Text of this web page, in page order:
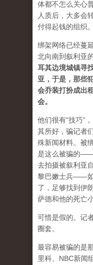
体都不怎么关心
人质后，大多会
付得起钱的组织。
绑架网络已经蔓
北向南到叙利亚
耳其边境城镇寻
亚，于是，那些
会乔装打扮成出
会。
他们很有“技巧”
其所好，骗记者
殊新闻材料。被
是这么被骗的——
去拍摄被叙利亚
黎巴嫩士兵——如
了，足够找到伊
萨德和他的死亡
可惜是假的。记
圈套。
最容易被骗的是
里科、NBC新闻